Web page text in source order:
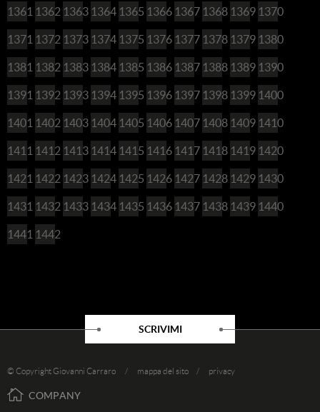
1361 1362 1363 1364 1365 1366 1367 1368 1369 1370
1371 1372 1373 1374 1375 1376 1377 1378 1379 1380
1381 1382 1383 1384 1385 1386 1387 1388 1389 1390
1391 1392 1393 1394 1395 1396 1397 1398 1399 1400
1401 1402 1403 1404 1405 1406 1407 1408 1409 1410
1411 1412 1413 1414 1415 1416 1417 1418 1419 1420
1421 1422 1423 1424 1425 1426 1427 1428 1429 1430
1431 1432 1433 1434 1435 1436 1437 1438 1439 1440
1441 1442
SCRIVIMI
© Copyright Giovanni Carraro / mappa del sito / privacy
COMPANY